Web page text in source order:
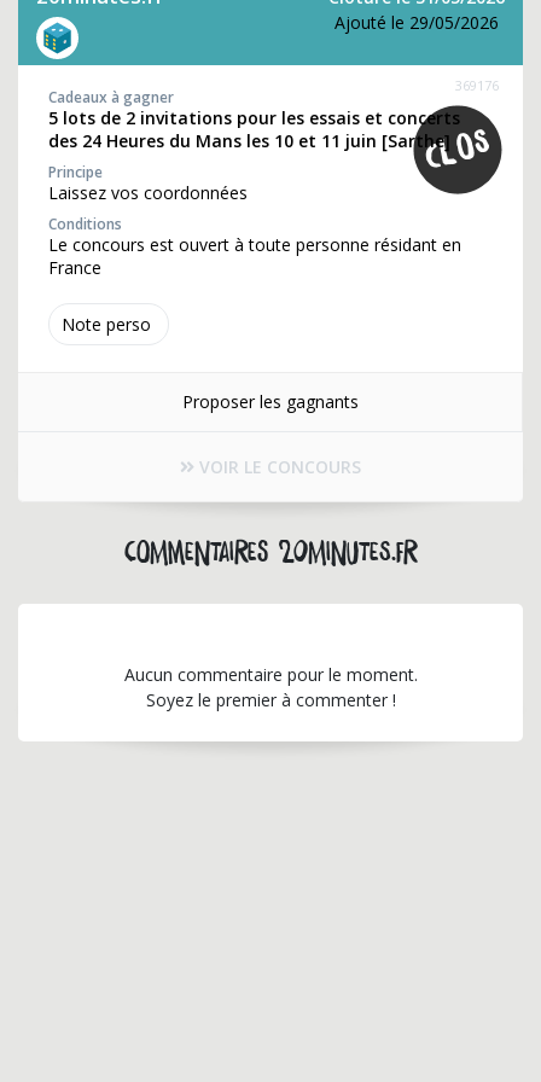
Ajouté le 29/05/2026
Note perso
369176
Cadeaux à gagner
5 lots de 2 invitations pour les essais et concerts
des 24 Heures du Mans les 10 et 11 juin [Sarthe]
Principe
Laissez vos coordonnées
Conditions
Le concours est ouvert à toute personne résidant en
France
Proposer les gagnants
VOIR LE CONCOURS
Commentaires 20minutes.fr
Aucun commentaire pour le moment.
Soyez le premier à commenter !